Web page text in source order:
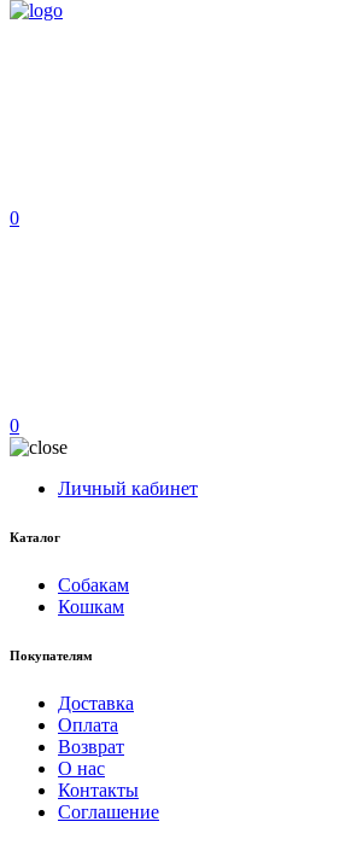
0
0
Личный кабинет
Каталог
Собакам
Кошкам
Покупателям
Доставка
Оплата
Возврат
О нас
Контакты
Соглашение